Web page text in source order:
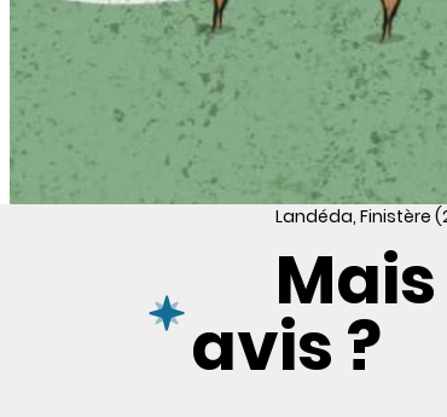
Landéda, Finistère
avis ?